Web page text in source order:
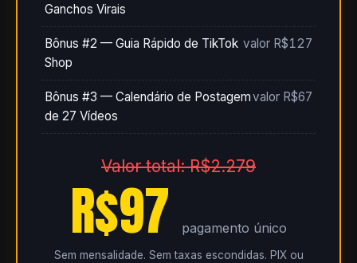
Ganchos Virais
Bônus #2 — Guia Rápido de TikTok
Shop
valor R$127
Bônus #3 — Calendário de Postagem
de 27 Vídeos
valor R$67
Valor total: R$2.279
R$97 pagamento único
Sem mensalidade. Sem taxas escondidas. PIX ou